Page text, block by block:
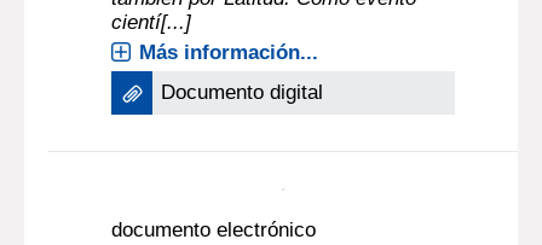
INNOVA es un Simposio Internacional
de Innovación y Desarrollo de
Alimentos, bienal organizada por el
Laboratorio Tecnológico del Uruguay
que se comenzó a realizar en el año
también por Latitud. Como evento